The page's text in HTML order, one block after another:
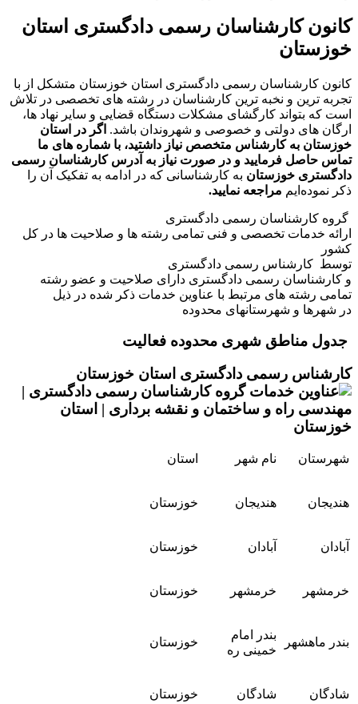
کانون کارشناسان رسمی دادگستری استان
خوزستان
کانون کارشناسان رسمی دادگستری استان خوزستان متشکل از با
تجربه ترین و نخبه ترین کارشناسان در رشته های تخصصی در تلاش
است که بتواند کارگشای مشکلات دستگاه قضایی و سایر نهاد ها،
ارگان های دولتی و خصوصی و شهروندان باشد. اگر در استان
خوزستان به کارشناس متخصص نیاز داشتید، با شماره های ما
تماس حاصل فرمایید و در صورت نیاز به آدرس کارشناسان رسمی
دادگستری خوزستان به کارشناسانی که در ادامه به تفکیک آن را
ذکر نموده‌ایم مراجعه نمایید.
گروه کارشناسان رسمی دادگستری
ارائه خدمات تخصصی و فنی تمامی رشته ها و صلاحیت ها در کل
کشور
توسط کارشناس رسمی دادگستری
و کارشناسان رسمی دادگستری دارای صلاحیت و عضو رشته
تمامی رشته های مرتبط با عناوین خدمات ذکر شده در ذیل
در شهرها و شهرستانهای محدوده
جدول مناطق شهری محدوده فعالیت
کارشناس رسمی دادگستری استان خوزستان
شهرستان نام شهر استان
هندیجان هندیجان خوزستان
آبادان آبادان خوزستان
خرمشهر خرمشهر خوزستان
بندر ماهشهر
بندر امام
خمینی ره
خوزستان
شادگان شادگان خوزستان